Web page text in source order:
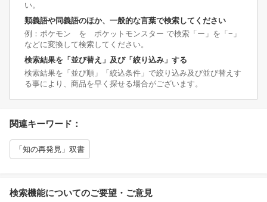
い。
類義語や同義語のほか、一般的な言葉で検索してください
例：ポケモン を ポケットモンスター で検索「ー」を「−」
などに変換して検索してください。
検索結果を「並び替え」及び「絞り込み」する
検索結果を「並び順」「絞込条件」で絞り込み及び並び替えす
る事により、商品を早く探せる場合がございます。
関連キーワード：
「知の再発見」双書
検索機能についてのご要望・ご意見